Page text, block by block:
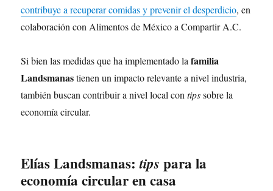
contribuye a recuperar comidas y prevenir el desperdicio, en
colaboración con Alimentos de México a Compartir A.C.
Si bien las medidas que ha implementado lafamilia
Landsmanastienen un impacto relevante a nivel industria,
también buscan contribuir a nivel local contipssobre la
economía circular.
Elías Landsmanas:tips para la
economía circular en casa